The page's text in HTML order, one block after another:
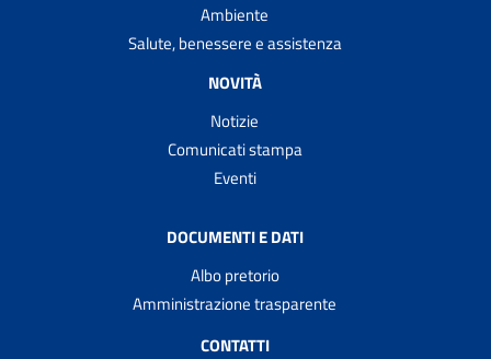
Ambiente
Salute, benessere e assistenza
NOVITÀ
Notizie
Comunicati stampa
Eventi
DOCUMENTI E DATI
Albo pretorio
Amministrazione trasparente
CONTATTI